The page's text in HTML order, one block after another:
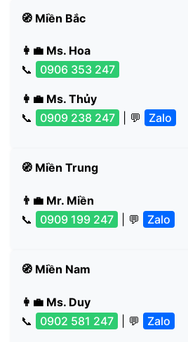
🧭 Miền Bắc
👩‍💼 Ms. Hoa
📞
0906 353 247
👩‍💼 Ms. Thủy
📞
0909 238 247 | 💬 Zalo
🧭 Miền Trung
👨‍💼 Mr. Miền
📞
0909 199 247 | 💬 Zalo
🧭 Miền Nam
👩‍💼 Ms. Duy
📞
0902 581 247 | 💬 Zalo